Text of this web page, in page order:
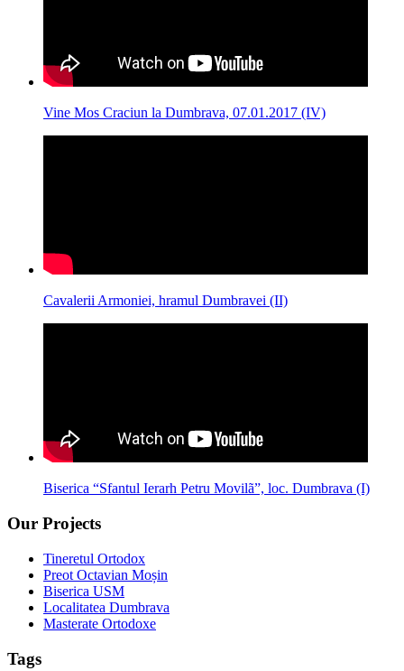
Vine Mos Craciun la Dumbrava, 07.01.2017 (IV)
Cavalerii Armoniei, hramul Dumbravei (II)
Biserica “Sfantul Ierarh Petru Movilã”, loc. Dumbrava (I)
Our Projects
Tineretul Ortodox
Preot Octavian Moșin
Biserica USM
Localitatea Dumbrava
Masterate Ortodoxe
Tags